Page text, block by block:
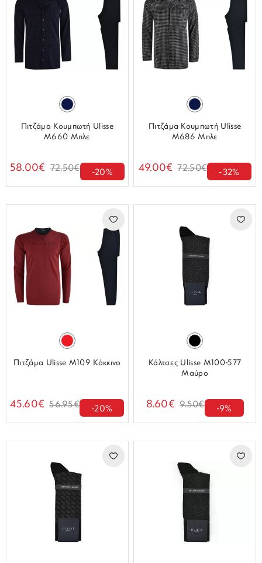
Πιτζάμα Κουμπωτή Ulisse
M660 Μπλε
58.00€ 72.50€ -20%
Πιτζάμα Κουμπωτή Ulisse
M686 Μπλε
49.00€ 72.50€ -32%
Πιτζάμα Ulisse M109 Κόκκινο
45.60€ 56.95€ -20%
Κάλτσες Ulisse M100-577
Μαύρο
8.60€ 9.50€ -9%